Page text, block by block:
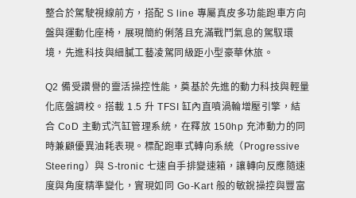
整合於駕駛視線前方，搭配 S line 專屬真皮多功能跑車方向
盤與運動化座椅，展現簡約俐落且充滿戰鬥氣息的駕馭環
境，先進科技與細膩工藝凌駕同級距小型豪華休旅。
Q2 備受讚譽的靈活操控性能，奠基於先進的動力科技與輕量
化底盤調校。搭載 1.5 升 TFSI 缸內直噴渦輪增壓引擎，結
合 CoD 主動式汽缸管理系統，在釋放 150hp 充沛動力的同
時兼顧優異油耗表現。標配跑車式轉向系統（Progressive
Steering）與 S-tronic 七速自手排變速箱，讓轉向反應隨速
度與角度精準變化，實現如同 Go-Kart 般的敏銳操控與豐富